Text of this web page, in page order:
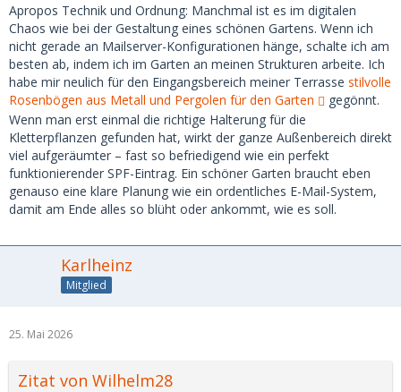
Apropos Technik und Ordnung: Manchmal ist es im digitalen
Chaos wie bei der Gestaltung eines schönen Gartens. Wenn ich
nicht gerade an Mailserver-Konfigurationen hänge, schalte ich am
besten ab, indem ich im Garten an meinen Strukturen arbeite. Ich
habe mir neulich für den Eingangsbereich meiner Terrasse stilvolle
Rosenbögen aus Metall und Pergolen für den Garten
gegönnt.
Wenn man erst einmal die richtige Halterung für die
Kletterpflanzen gefunden hat, wirkt der ganze Außenbereich direkt
viel aufgeräumter – fast so befriedigend wie ein perfekt
funktionierender SPF-Eintrag. Ein schöner Garten braucht eben
genauso eine klare Planung wie ein ordentliches E-Mail-System,
damit am Ende alles so blüht oder ankommt, wie es soll.
Karlheinz
Mitglied
25. Mai 2026
Zitat von Wilhelm28